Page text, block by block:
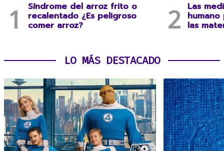
Síndrome del arroz frito o
recalentado ¿Es peligroso
comer arroz?
Las
las
LO MÁS DESTACADO